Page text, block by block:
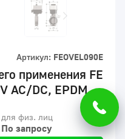
Артикул: FEOVEL090E
применения FE
AC/DC, EPDM,
для физ. лиц
По запросу